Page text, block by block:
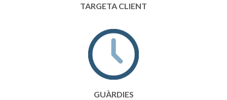
TARGETA CLIENT
GUÀRDIES